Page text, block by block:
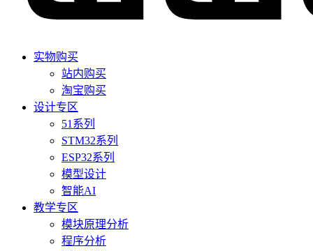
实物购买
站内购买
淘宝购买
设计专区
51系列
STM32系列
ESP32系列
模型设计
智能AI
教学专区
模块原理分析
程序分析